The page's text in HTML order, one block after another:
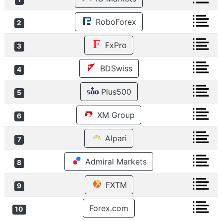
2 RoboForex
3 FxPro
4 BDSwiss
5 Plus500
6 XM Group
7 Alpari
8 Admiral Markets
9 FXTM
10 Forex.com